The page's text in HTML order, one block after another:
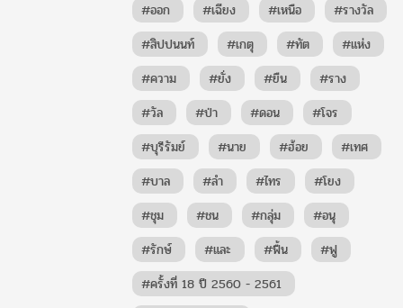
#ออก
#เฉียง #เหนือ
#รางวัล
#สิปปนนท์
#เกตุ #ทัต
#แห่ง
#ความ
#ยั่ง #ยืน
#ราง
#วัล
#ป่า #ดอน
#โจร
#บุรีรัมย์
#นาย #ฮ้อย
#เทศ
#บาล
#ลำ #ไทร
#โยง
#ชุม
#ชน #กลุ่ม
#อนุ
#รักษ์
#และ #ฟื้น
#ฟู
#ครั้งที่ 18 ปี 2560 - 2561